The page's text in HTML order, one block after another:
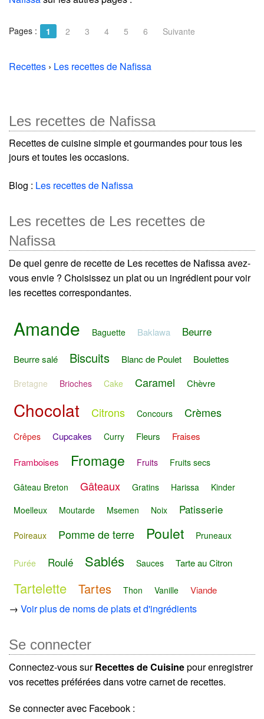
Pages : 1 2 3 4 5 6 Suivante
Recettes › Les recettes de Nafissa
Les recettes de Nafissa
Recettes de cuisine simple et gourmandes pour tous les
jours et toutes les occasions.
Blog : Les recettes de Nafissa
Les recettes de Les recettes de
Nafissa
De quel genre de recette de Les recettes de Nafissa avez-
vous envie ? Choisissez un plat ou un ingrédient pour voir
les recettes correspondantes.
Amande Baguette Baklawa Beurre
Beurre salé Biscuits Blanc de Poulet Boulettes
Bretagne Brioches Cake Caramel Chèvre
Chocolat Citrons Concours Crèmes
Crêpes Cupcakes Curry Fleurs Fraises
Framboises Fromage Fruits Fruits secs
Gâteau Breton Gâteaux Gratins Harissa
Kinder
Moelleux
Moutarde Msemen Noix Patisserie
Poireaux Pomme de terre Poulet Pruneaux
Purée Roulé Sablés Sauces Tarte au Citron
Tartelette Tartes Thon Vanille Viande
→ Voir plus de noms de plats et d'ingrédients
Se connecter
Connectez-vous surRecettes de Cuisinepour enregistrer
vos recettes préférées dans votre carnet de recettes.
Se connecter avec Facebook :